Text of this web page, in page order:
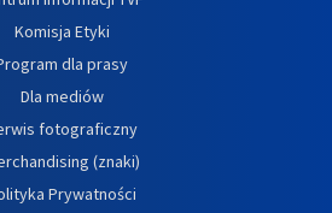
Komisja Etyki
dla prasy
Dla mediów
fotograficzny
(znaki)
Prywatności